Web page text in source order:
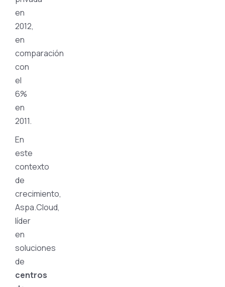
en
2012,
en
comparación
con
el
6%
en
2011.
En
este
contexto
de
crecimiento,
Aspa.Cloud,
líder
en
soluciones
de
centros